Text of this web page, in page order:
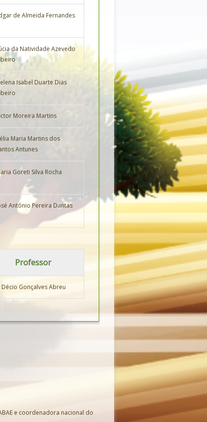
de Almeida Fernandes
da Natividade Azevedo
Isabel Duarte Dias
Moreira Martins
Maria Martins dos
Antunes
Goreti Silva Rocha
António Pereira Dantas
Professor
Décio Gonçalves Abreu
e coordenadora nacional do